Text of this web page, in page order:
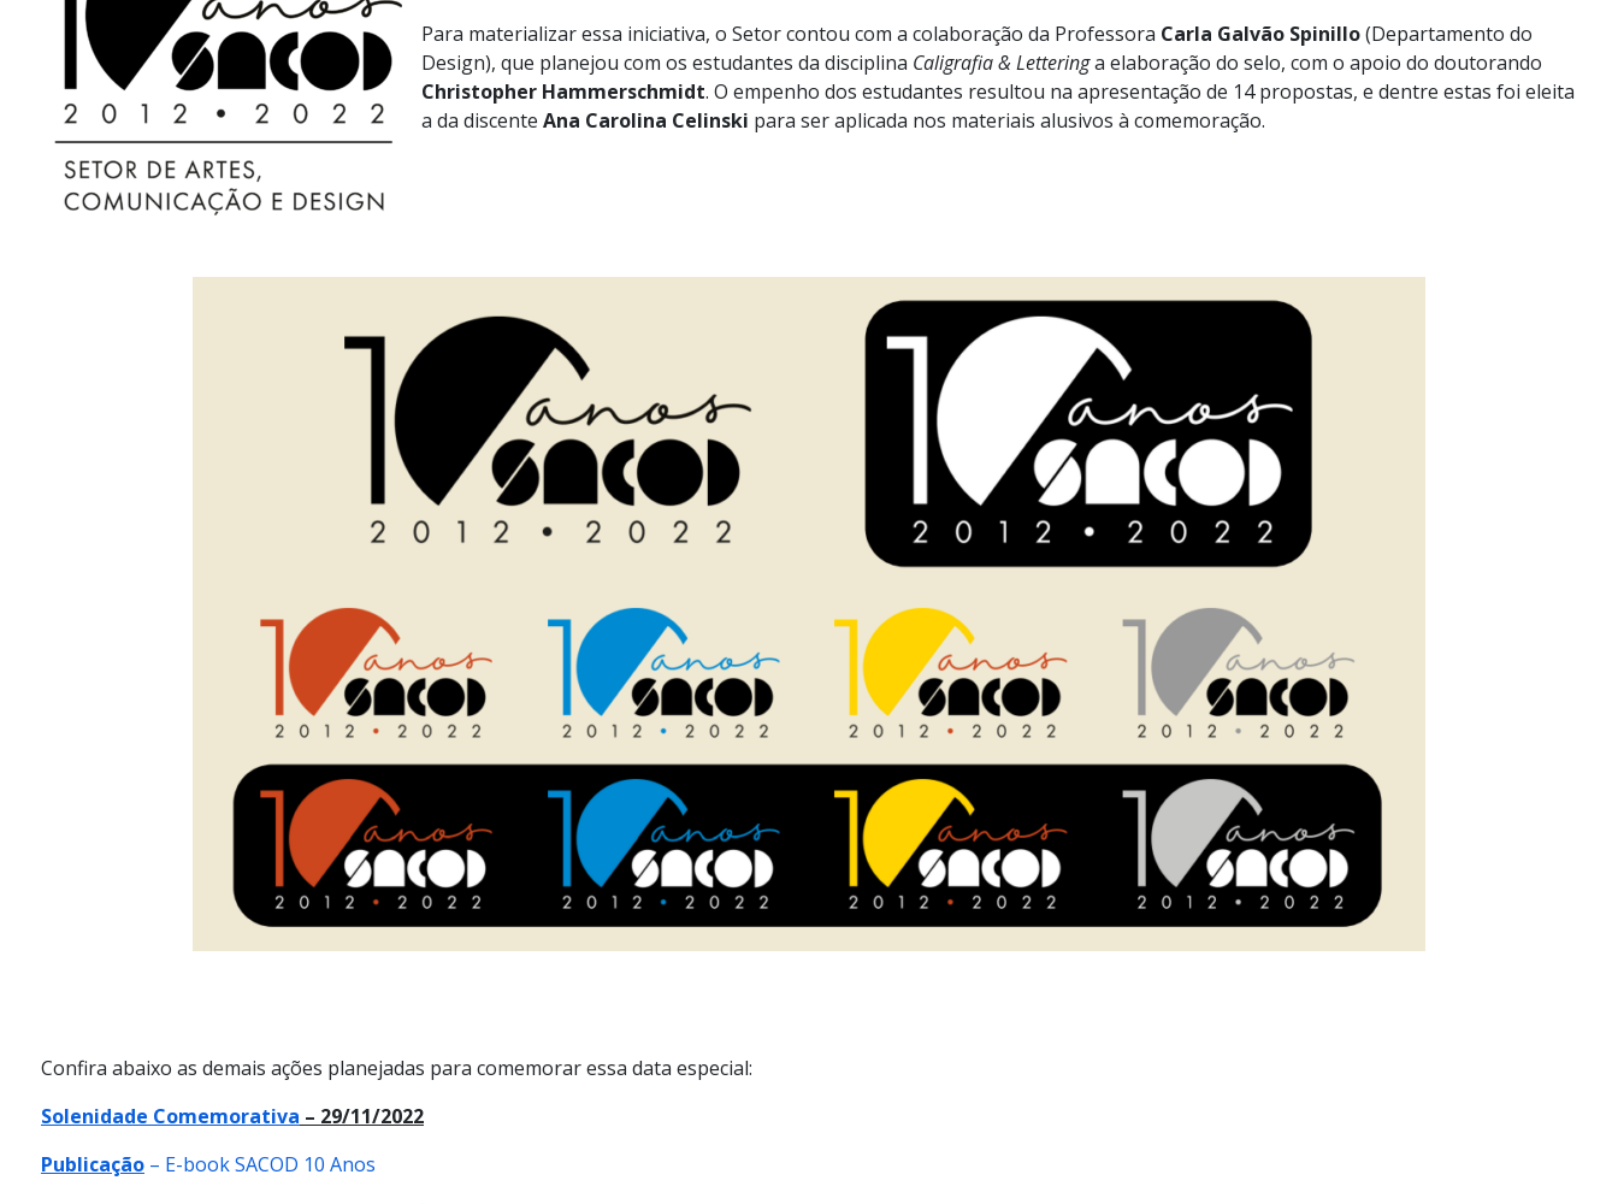
Para materializar essa iniciativa, o Setor contou com a colaboração da Professora Carla Galvão Spinillo(Departamento do
Design), que planejou com os estudantes da disciplina Caligrafia & Letteringa elaboração do selo, com o apoio do doutorando
Christopher Hammerschmidt. O empenho dos estudantes resultou na apresentação de 14 propostas, e dentre estas foi eleita
a da discente Ana Carolina Celinski para ser aplicada nos materiais alusivos à comemoração.
Confira abaixo as demais ações planejadas para comemorar essa data especial:
Solenidade Comemorativa – 29/11/2022
Publicação – E-book SACOD 10 Anos